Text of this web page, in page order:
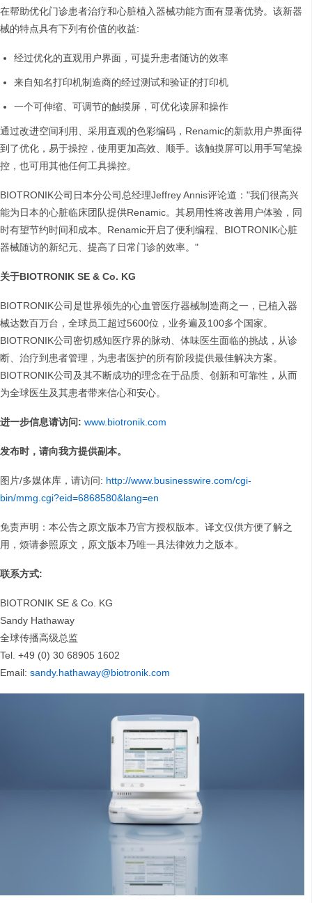
在帮助优化门诊患者治疗和心脏植入器械功能方面有显著优势。该新器
械的特点具有下列有价值的收益:
经过优化的直观用户界面，可提升患者随访的效率
来自知名打印机制造商的经过测试和验证的打印机
一个可伸缩、可调节的触摸屏，可优化读屏和操作
通过改进空间利用、采用直观的色彩编码，Renamic的新款用户界面得
到了优化，易于操控，使用更加高效、顺手。该触摸屏可以用手写笔操
控，也可用其他任何工具操控。
BIOTRONIK公司日本分公司总经理Jeffrey Annis评论道："我们很高兴
能为日本的心脏临床团队提供Renamic。其易用性将改善用户体验，同
时有望节约时间和成本。Renamic开启了便利编程、BIOTRONIK心脏
器械随访的新纪元、提高了日常门诊的效率。"
关于BIOTRONIK SE & Co. KG
BIOTRONIK公司是世界领先的心血管医疗器械制造商之一，已植入器
械达数百万台，全球员工超过5600位，业务遍及100多个国家。
BIOTRONIK公司密切感知医疗界的脉动、体味医生面临的挑战，从诊
断、治疗到患者管理，为患者医护的所有阶段提供最佳解决方案。
BIOTRONIK公司及其不断成功的理念在于品质、创新和可靠性，从而
为全球医生及其患者带来信心和安心。
进一步信息请访问: www.biotronik.com
发布时，请向我方提供副本。
图片/多媒体库，请访问: http://www.businesswire.com/cgi-
bin/mmg.cgi?eid=6868580&lang=en
免责声明：本公告之原文版本乃官方授权版本。译文仅供方便了解之
用，烦请参照原文，原文版本乃唯一具法律效力之版本。
联系方式:
BIOTRONIK SE & Co. KG
Sandy Hathaway
全球传播高级总监
Tel. +49 (0) 30 68905 1602
Email: sandy.hathaway@biotronik.com